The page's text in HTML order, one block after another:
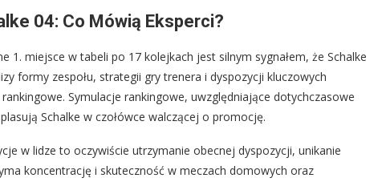
04: Co Mówią Eksperci?
1. miejsce w tabeli po 17 kolejkach jest silnym sygnałem, że Schalke
formy zespołu, strategii gry trenera i dyspozycji kluczowych
Symulacje rankingowe, uwzględniające dotychczasowe
Schalke w czołówce walczącej o promocję.
w lidze to oczywiście utrzymanie obecnej dyspozycji, unikanie
koncentrację i skuteczność w meczach domowych oraz